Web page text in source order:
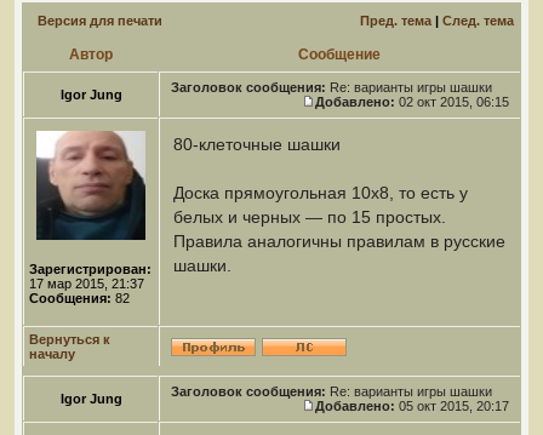
Версия для печати Пред. тема | След. тема
Автор Сообщение
Igor Jung Заголовок сообщения: Re: варианты игры шашки
Добавлено: 02 окт 2015, 06:15
Зарегистрирован:
17 мар 2015, 21:37
Сообщения: 82
80-клеточные шашки
Доска прямоугольная 10x8, то есть у
белых и черных — по 15 простых.
Правила аналогичны правилам в русские
шашки.
Вернуться к
началу
Igor Jung Заголовок сообщения: Re: варианты игры шашки
Добавлено: 05 окт 2015, 20:17